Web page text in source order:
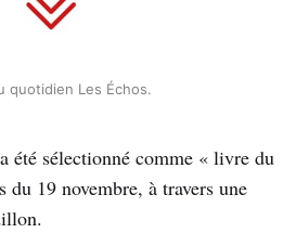
quotidien Les Échos.
été sélectionné comme « livre du
19 novembre, à travers une